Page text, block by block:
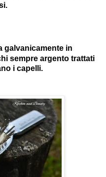
galvanicamente in
sempre argento trattati
i capelli.